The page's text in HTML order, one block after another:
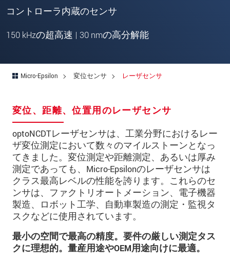
コントローラ内蔵のセンサ
150 kHzの超高速 | 30 nmの高分解能
Micro-Epsilon 変位センサ レーザセンサ
変位、距離、位置用のレーザセンサ
optoNCDTレーザセンサは、工業分野におけるレー
ザ変位測定において数々のマイルストーンとなっ
てきました。変位測定や距離測定、あるいは厚み
測定であっても、Micro-Epsilonのレーザセンサは
クラス最高レベルの性能を誇ります。これらのセ
ンサは、ファクトリオートメーション、電子機器
製造、ロボット工学、自動車製造の測定・監視タ
スクなどに使用されています。
最小の空間で最高の精度。要件の厳しい測定タス
クに理想的。量産用途やOEM用途向けに最適。
メールアドレ
メッセージ
*
ご連絡願います
印刷された製品カタログを送ってくだ
さい
直接訪問してほしい
私たちはお客様の個人情報を内密に扱います。
個人情報に関するプライバシーステートメント